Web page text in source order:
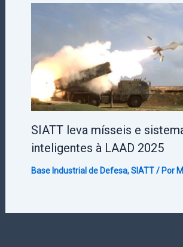
SIATT leva mísseis e
inteligentes à LAAD 2025
Base Industrial de Defesa,SIATT/ Por